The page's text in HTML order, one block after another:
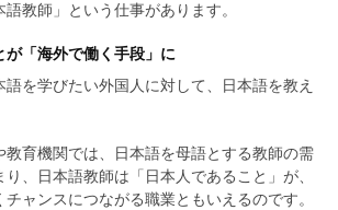
教師」という仕事があります。
が「海外で働く手段」に
語を学びたい外国人に対して、日本語を教え
教育機関では、日本語を母語とする教師の需
、日本語教師は「日本人であること」が、
ャンスにつながる職業ともいえるのです。